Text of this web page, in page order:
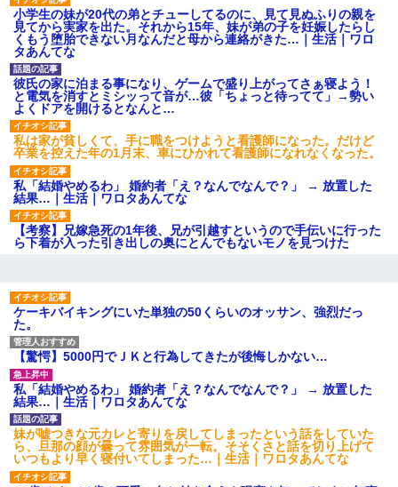
後続車にクラクションを鳴ら
され彼氏が逆切れ。「何クラク
ション鳴らしてんだ！降りてこ
いよ！」と怒鳴りだし...
【衝撃】報酬100万円超の治験
募集がこちらｗｗｗｗｗ(※画像
あり)
【ネット騒然】惨殺されたタ
ワマン頂き女子のこの動画、す
げえええええｗｗｗｗｗｗｗｗ
ｗｗｗ
【愕然】白のクラウン俺氏、
高速道路左車線を制限速度で走
った結果wwwwwwwwwwww
百年の恋12-899 食べた量を
張り合ってくる
【悲報】佐藤輝明・・・２軍
でも盛大にやらかす←あまり悲
小学生の妹が20代の弟とチューしてるのに、見て見ぬふりの親を
見てから実家を出た。それから15年、妹が弟の子を妊娠したらし
くもう堕胎できない月なんだと母から連絡がきた…｜生活｜ワロ
タあんてな
彼氏の家に泊まる事になり、ゲームで盛り上がってさぁ寝よう！
と電気を消すとミシッって音が…彼「ちょっと待ってて」→勢い
よくドアを開けるとなんと…
私は家が貧しくて、手に職をつけようと看護師になった。だけど
卒業を控えた年の1月末、車にひかれて看護師になれなくなった。
私「結婚やめるわ」 婚約者「え？なんでなんで？」 → 放置した
結果…｜生活｜ワロタあんてな
【考察】兄嫁急死の1年後、兄が引越すというので手伝いに行った
ら下着が入った引き出しの奥にとんでもないモノを見つけた
ケーキバイキングにいた単独の50くらいのオッサン、強烈だっ
た。
【驚愕】5000円でＪＫと行為してきたが後悔しかない…
私「結婚やめるわ」 婚約者「え？なんでなんで？」 → 放置した
結果…｜生活｜ワロタあんてな
妹が嘘つきな元カレと寄りを戻してしまったという話をしていた
ら、旦那の顔が曇って雰囲気が一転。そそくさと話を切り上げて
いつもより早く寝付いてしまった…｜生活｜ワロタあんてな